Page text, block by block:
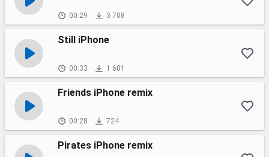
00:29 3 708
Still iPhone
00:33 1 601
Friends iPhone remix
00:28 724
Pirates iPhone remix